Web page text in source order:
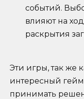
событий.
влияют на
раскрытия
Эти игры, так же
интересный
принимать